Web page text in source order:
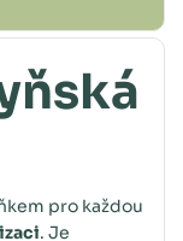
pro každou
. Je